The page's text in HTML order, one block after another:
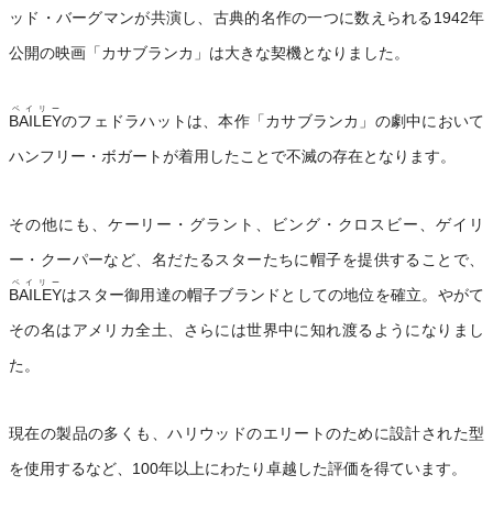
ッド・バーグマンが共演し、古典的名作の一つに数えられる1942年
公開の映画「カサブランカ」は大きな契機となりました。
BAILEY
ベイリー
のフェドラハットは、本作「カサブランカ」の劇中において
ハンフリー・ボガートが着用したことで不滅の存在となります。
その他にも、ケーリー・グラント、ビング・クロスビー、ゲイリ
ー・クーパーなど、名だたるスターたちに帽子を提供することで、
BAILEY
ベイリー
はスター御用達の帽子ブランドとしての地位を確立。やがて
その名はアメリカ全土、さらには世界中に知れ渡るようになりまし
た。
現在の製品の多くも、ハリウッドのエリートのために設計された型
を使用するなど、100年以上にわたり卓越した評価を得ています。